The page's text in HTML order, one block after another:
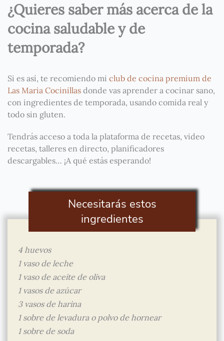
¿Quieres saber más acerca de la
cocina saludable y de
temporada?
Si es así, te recomiendo mi club de cocina premium de
Las Maria Cocinillas donde vas aprender a cocinar sano,
con ingredientes de temporada, usando comida real y
todo sin gluten.
Tendrás acceso a toda la plataforma de recetas, video
recetas, talleres en directo, planificadores
descargables… ¡A qué estás esperando!
Necesitarás estos
ingredientes
4 huevos
1 vaso de leche
1 vaso de aceite de oliva
1 vasos de azúcar
3 vasos de harina
1 sobre de levadura o polvo de hornear
1 sobre de soda